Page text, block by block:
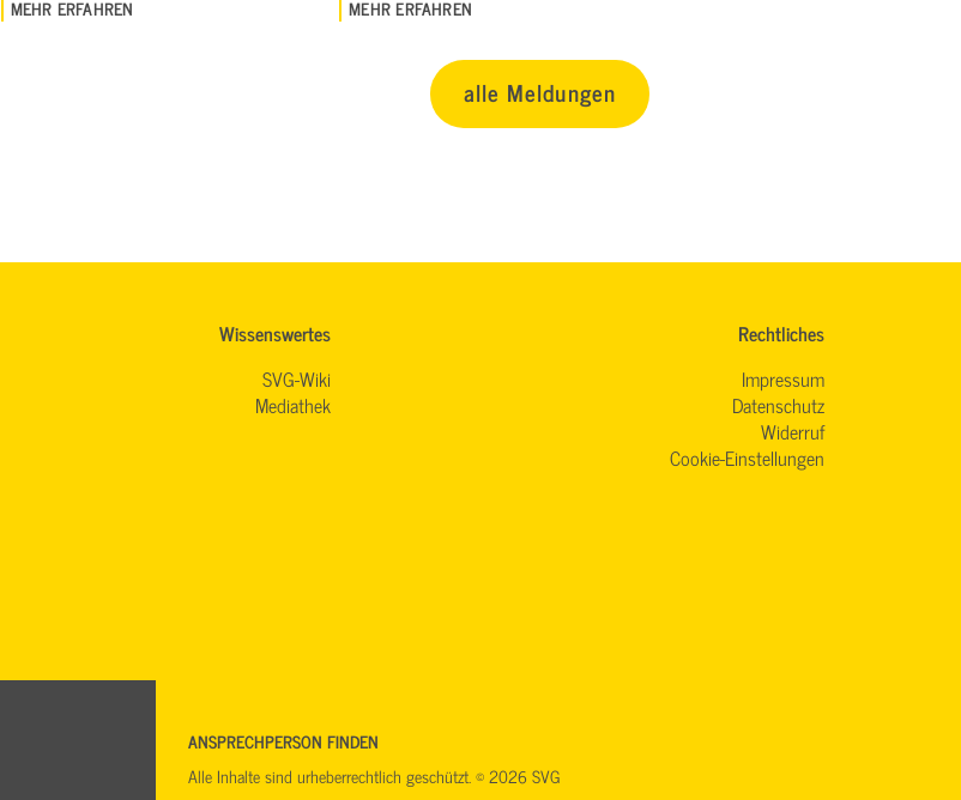
MEHR ERFAHREN MEHR ERFAHREN
alle Meldungen
Wissenswertes
SVG-Wiki
Mediathek
Rechtliches
Impressum
Datenschutz
Widerruf
Cookie-Einstellungen
ANSPRECHPERSON FINDEN
Alle Inhalte sind urheberrechtlich geschützt. © 2026 SVG